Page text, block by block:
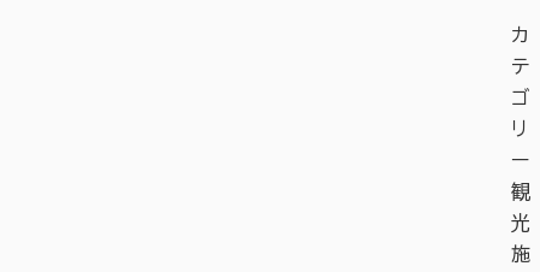
カ
テ
ゴ
リ
ー
観
光
施